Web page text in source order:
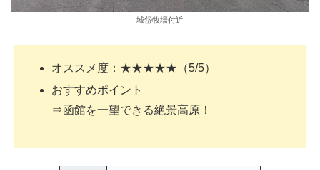
城岱牧場付近
オススメ度：★★★★★（5/5）
おすすめポイント
⇒函館を一望できる絶景高原！